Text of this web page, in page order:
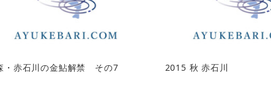
・赤石川の金鮎解禁 その7 2015 秋 赤石川